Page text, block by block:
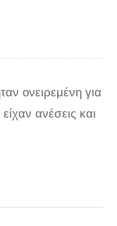
με τα
ονειρεμένη για
ανέσεις και
γίνονται. Τότε